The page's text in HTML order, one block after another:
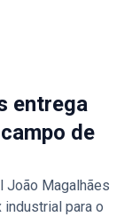
entrega
de
João Magalhães
para o